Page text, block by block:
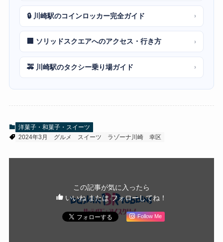
🔒 川崎駅のコインロッカー完全ガイド ›
🏢 ソリッドスクエアへのアクセス・行き方 ›
🚕 川崎駅のタクシー乗り場ガイド ›
洋菓子・和菓子・スイーツ
2024年3月
グルメ スイーツ ラゾーナ川崎 幸区
この記事が気に入ったら
いいね または フォローしてね！
Follow Me